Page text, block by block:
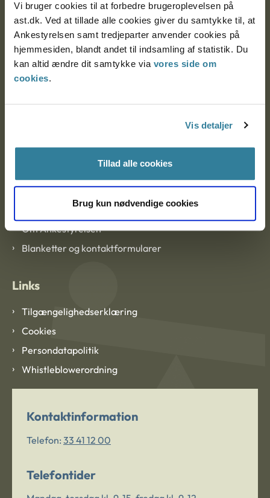
Vi bruger cookies til at forbedre brugeroplevelsen på
ast.dk. Ved at tillade alle cookies giver du samtykke til, at
Ankestyrelsen samt tredjeparter anvender cookies på
hjemmesiden, blandt andet til indsamling af statistik. Du
kan altid ændre dit samtykke via vores side om
cookies.
Vis detaljer
Tillad alle cookies
Brug kun nødvendige cookies
9000 Aalborg
Ankestyrelsen Aalborg
Om Ankestyrelsen
Om Ankestyrelsen
Blanketter og kontaktformularer
Links
Tilgængelighedserklæring
Cookies
Persondatapolitik
Whistleblowerordning
Kontaktinformation
Telefon: 33 41 12 00
Telefontider